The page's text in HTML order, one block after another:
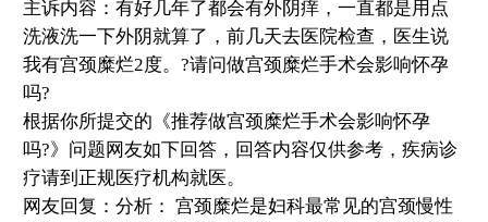
主诉内容：有好几年了都会有外阴痒，一直都是用点
洗液洗一下外阴就算了，前几天去医院检查，医生说
我有宫颈糜烂2度。?请问做宫颈糜烂手术会影响怀孕
吗?
根据你所提交的《推荐做宫颈糜烂手术会影响怀孕
吗?》问题网友如下回答，回答内容仅供参考，疾病诊
疗请到正规医疗机构就医。
网友回复：分析： 宫颈糜烂是妇科最常见的宫颈慢性